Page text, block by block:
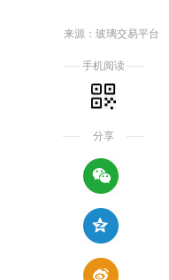
手机阅读
分享
来源：玻璃交易平台